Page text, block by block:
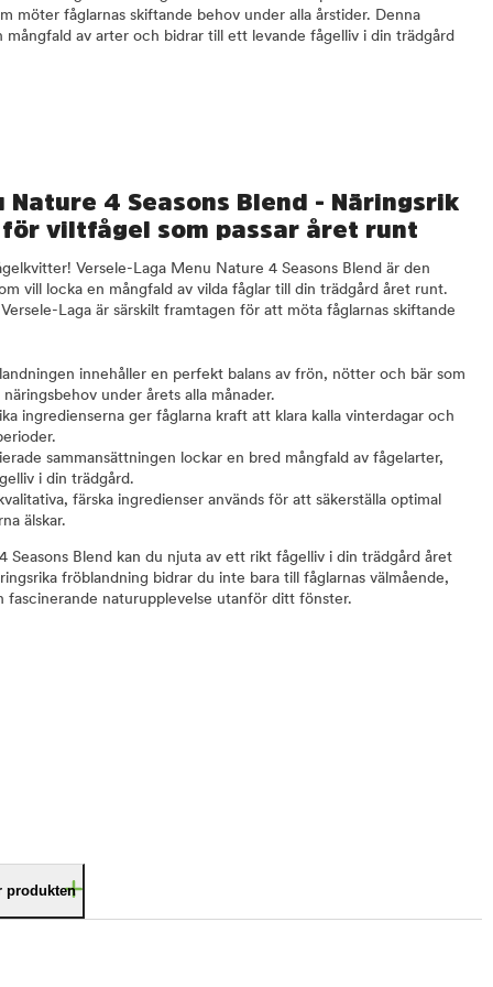
möter fåglarnas skiftande behov under alla årstider. Denna
mångfald av arter och bidrar till ett levande fågelliv i din trädgård
Nature 4 Seasons Blend - Näringsrik
viltfågel som passar året runt
Versele-Laga Menu Nature 4 Seasons Blend är den
vill locka en mångfald av vilda fåglar till din trädgård året runt.
Laga är särskilt framtagen för att möta fåglarnas skiftande
innehåller en perfekt balans av frön, nötter och bär som
under årets alla månader.
ingredienserna ger fåglarna kraft att klara kalla vinterdagar och
sammansättningen lockar en bred mångfald av fågelarter,
i din trädgård.
färska ingredienser används för att säkerställa optimal
älskar.
Seasons Blend kan du njuta av ett rikt fågelliv i din trädgård året
fröblandning bidrar du inte bara till fåglarnas välmående,
fascinerande naturupplevelse utanför ditt fönster.
produkten